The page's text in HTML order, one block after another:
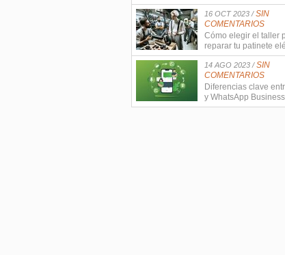
16 OCT 2023 /SIN
COMENTARIOS
Cómo elegir el taller
reparar tu patinete
14 AGO 2023 /SIN
COMENTARIOS
Diferencias clave
y WhatsApp Business